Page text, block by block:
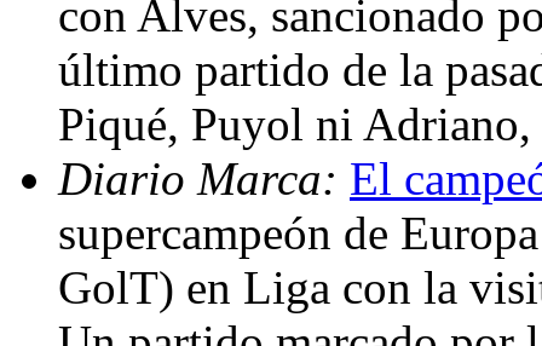
con Alves, sancionado
último partido de la
Piqué, Puyol ni
Diario Marca: El
supercampeón de
GolT) en Liga con la